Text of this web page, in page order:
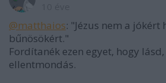
@matthaios: "Jézus nem a jókért
bűnösökért."
Fordítanék ezen egyet, hogy
ellentmondás.